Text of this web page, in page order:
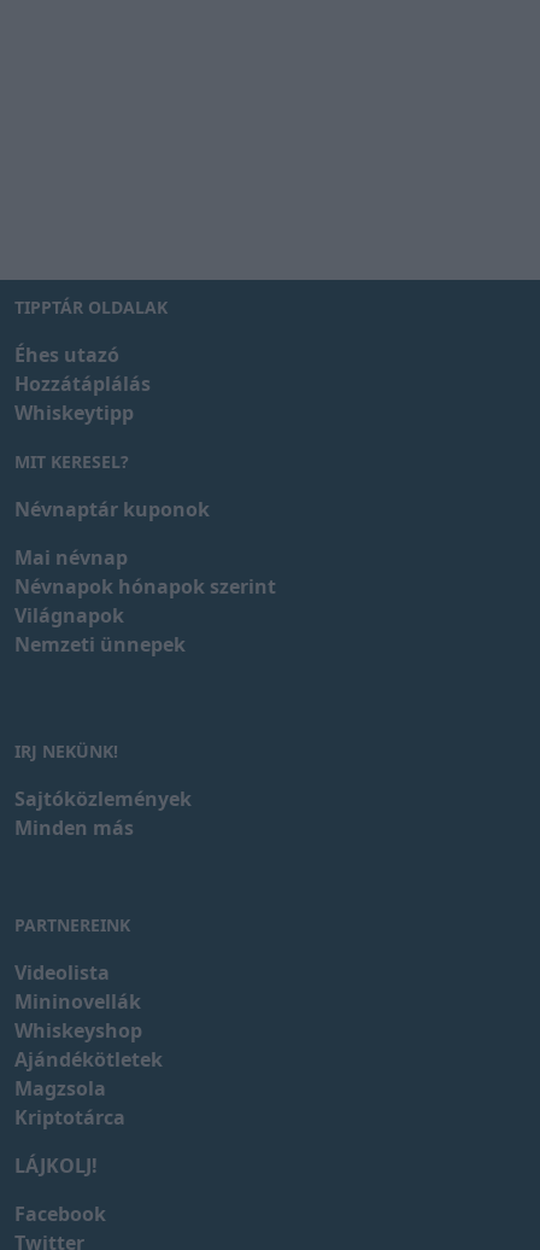
TIPPTÁR OLDALAK
Éhes utazó
Hozzátáplálás
Whiskeytipp
MIT KERESEL?
Névnaptár kuponok
Mai névnap
Névnapok hónapok szerint
Világnapok
Nemzeti ünnepek
IRJ NEKÜNK!
Sajtóközlemények
Minden más
PARTNEREINK
Videolista
Mininovellák
Whiskeyshop
Ajándékötletek
Magzsola
Kriptotárca
LÁJKOLJ!
Facebook
Twitter